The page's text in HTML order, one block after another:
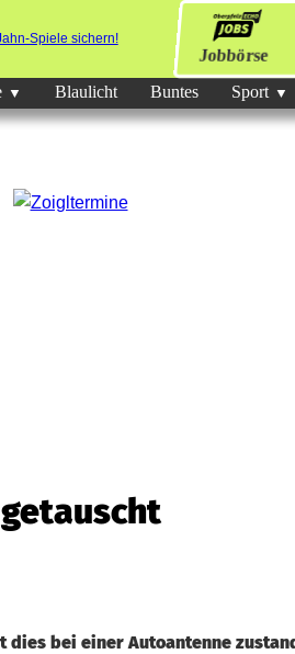
Jobbörse
Blaulicht Buntes Sport
dies bei einer Autoantenne